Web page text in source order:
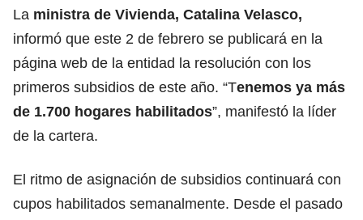
La ministra de Vivienda, Catalina Velasco,
informó que este 2 de febrero se publicará en la
página web de la entidad la resolución con los
primeros subsidios de este año. “Tenemos ya más
de 1.700 hogares habilitados”, manifestó la líder
de la cartera.
El ritmo de asignación de subsidios continuará con
cupos habilitados semanalmente. Desde el pasado